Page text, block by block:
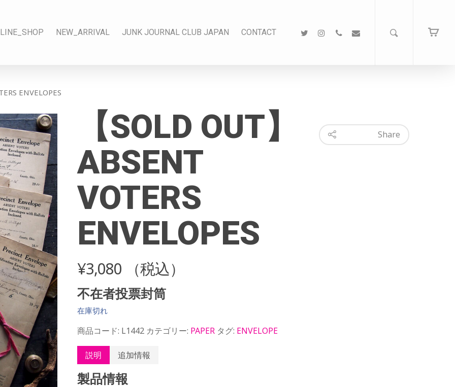
NEW_ARRIVAL JUNK JOURNAL CLUB JAPAN CONTACT
ENVELOPES
【SOLD OUT】
ABSENT
VOTERS
ENVELOPES
Share
¥3,080 （税込）
不在者投票封筒
在庫切れ
商品コード: L1442 カテゴリー: PAPER タグ: ENVELOPE
説明 追加情報
製品情報